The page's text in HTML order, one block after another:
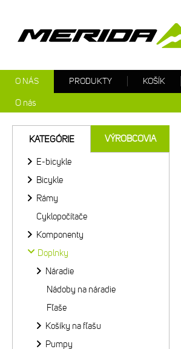
KATEGÓRIE VÝROBCOVIA
E-bicykle
Bicykle
Rámy
Cyklopočítače
Komponenty
Doplnky
Náradie
Nádoby na náradie
Fľaše
Košíky na fľašu
Pumpy
O NÁS
O nás
PRODUKTY KOŠÍK